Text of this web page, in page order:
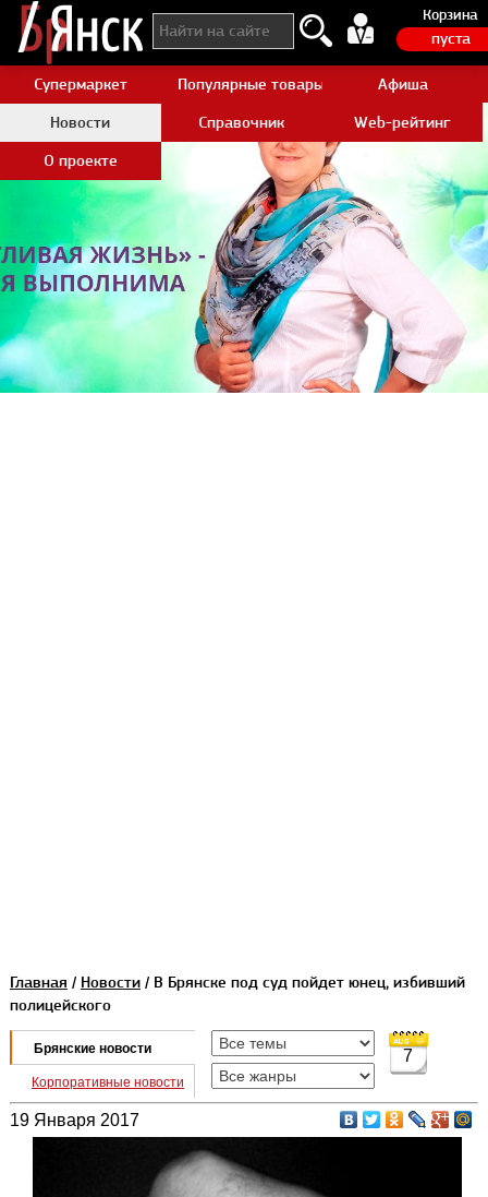
Корзина
пуста
Супермаркет Популярные товары AliexpressАфиша
Новости
Справочник
Web-рейтинг
О проекте
Главная / Новости/ В Брянске под суд пойдет юнец, избивший
полицейского
Брянские новости
Корпоративные новости
7
19 Января 2017